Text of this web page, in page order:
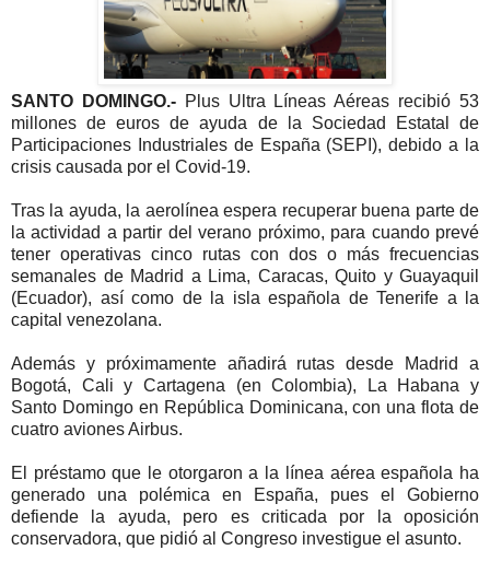
SANTO DOMINGO.- Plus Ultra Líneas Aéreas recibió 53
millones de euros de ayuda de la Sociedad Estatal de
Participaciones Industriales de España (SEPI), debido a la
crisis causada por el Covid-19.
Tras la ayuda, la aerolínea espera recuperar buena parte de
la actividad a partir del verano próximo, para cuando prevé
tener operativas cinco rutas con dos o más frecuencias
semanales de Madrid a Lima, Caracas, Quito y Guayaquil
(Ecuador), así como de la isla española de Tenerife a la
capital venezolana.
Además y próximamente añadirá rutas desde Madrid a
Bogotá, Cali y Cartagena (en Colombia), La Habana y
Santo Domingo en República Dominicana, con una flota de
cuatro aviones Airbus.
El préstamo que le otorgaron a la línea aérea española ha
generado una polémica en España, pues el Gobierno
defiende la ayuda, pero es criticada por la oposición
conservadora, que pidió al Congreso investigue el asunto.